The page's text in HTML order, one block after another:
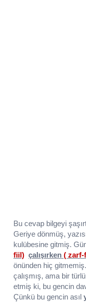
Bu cevap bilgeyi
Geriye dönmüş,
kulübesine gitmiş.
fiil) çalışırken ( zarf-
önünden hiç
çalışmış, ama bir
etmiş ki, bu gencin
Çünkü bu gencin asıl